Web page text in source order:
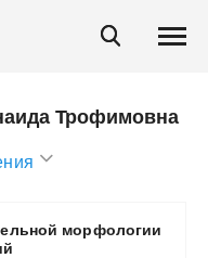
Трофимовна
морфологии